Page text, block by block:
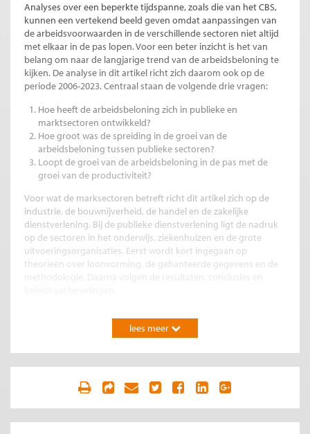
Analyses over een beperkte tijdspanne, zoals die van het CBS,
kunnen een vertekend beeld geven omdat aanpassingen van
de arbeidsvoorwaarden in de verschillende sectoren niet altijd
met elkaar in de pas lopen. Voor een beter inzicht is het van
belang om naar de langjarige trend van de arbeidsbeloning te
kijken. De analyse in dit artikel richt zich daarom ook op de
periode 2006-2023. Centraal staan de volgende drie vragen:
Hoe heeft de arbeidsbeloning zich in publieke en
marktsectoren ontwikkeld?
Hoe groot was de spreiding in de groei van de
arbeidsbeloning tussen publieke sectoren?
Loopt de groei van de arbeidsbeloning in de pas met de
groei van de productiviteit?
Voor wat de marksectoren betreft richt dit artikel zich op de
industrie, de bouwnijverheid, de handel en de zakelijke
dienstverlening. Bij de publieke dienstverlening ligt de nadruk
op de sectoren in het onderwijs, ziekenhuizen en de grote
uitvoeringsorganisaties. Eerst wordt kort ingegaan op
theorieën over loonvorming, de gehanteerde gegevens en de
Binnen de economische wetenschappen is een grote
instituties en arbeidsmarktimperfecties.
Evident is dat een groeiende vraag naar arbeid de lonen
opdrijft, evenals een groeiend aanbod de loonontwikkeling
lees meer